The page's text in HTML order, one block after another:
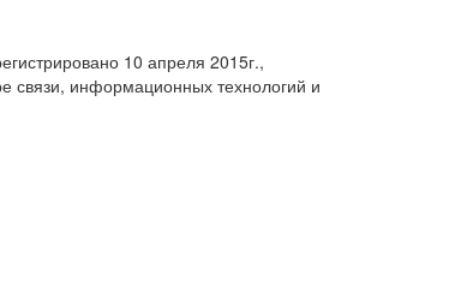
10 апреля 2015г.,
связи, информационных технологий и